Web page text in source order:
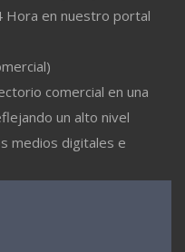
Hora en nuestro portal
comercial en una
un alto nivel
medios digitales e